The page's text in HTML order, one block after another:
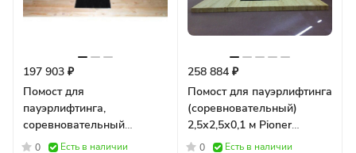
197 903 ₽
Помост для
пауэрлифтинга,
соревновательный
250x250x10 см Pioner
0 Есть в наличии
258 884 ₽
Помост для пауэрлифтинга
(соревновательный)
2,5х2,5х0,1 м Pioner
A12036
0 Есть в наличии